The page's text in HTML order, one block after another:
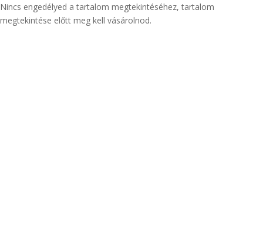
Nincs engedélyed a tartalom megtekintéséhez, tartalom
megtekintése előtt meg kell vásárolnod.